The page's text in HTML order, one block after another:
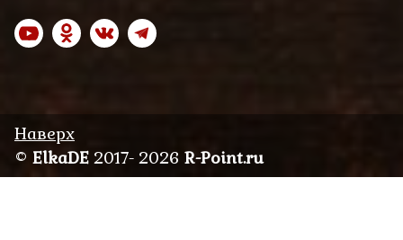
Наверх
© ElkaDE 2017- 2026 R-Point.ru